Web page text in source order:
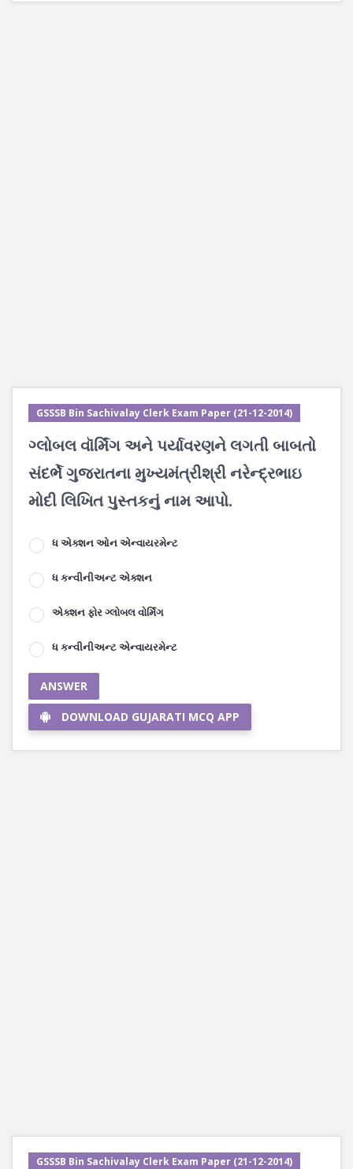
GSSSB Bin Sachivalay Clerk Exam Paper (21-12-2014)
ગ્લોબલ વૉર્મિંગ અને પર્યાવરણને લગતી બાબતો
સંદર્ભે ગુજરાતના મુખ્યમંત્રીશ્રી નરેન્દ્રભાઇ
મોદી લિખિત પુસ્તકનું નામ આપો.
ધ એક્શન ઓન એન્વાયરમેન્ટ
ધ કન્વીનીઅન્ટ એક્શન
એક્શન ફોર ગ્લોબલ વોર્મિંગ
ધ કન્વીનીઅન્ટ એન્વાયરમેન્ટ
ANSWER
DOWNLOAD GUJARATI MCQ APP
GSSSB Bin Sachivalay Clerk Exam Paper (21-12-2014)